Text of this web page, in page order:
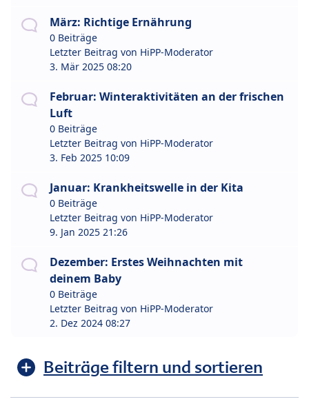
März: Richtige Ernährung
0 Beiträge
Letzter Beitrag von HiPP-Moderator
3. Mär 2025 08:20
Februar: Winteraktivitäten an der frischen
Luft
0 Beiträge
Letzter Beitrag von HiPP-Moderator
3. Feb 2025 10:09
Januar: Krankheitswelle in der Kita
0 Beiträge
Letzter Beitrag von HiPP-Moderator
9. Jan 2025 21:26
Dezember: Erstes Weihnachten mit
deinem Baby
0 Beiträge
Letzter Beitrag von HiPP-Moderator
2. Dez 2024 08:27
Beiträge filtern und sortieren